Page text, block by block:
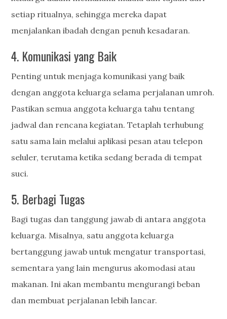
setiap ritualnya, sehingga mereka dapat
menjalankan ibadah dengan penuh kesadaran.
4. Komunikasi yang Baik
Penting untuk menjaga komunikasi yang baik
dengan anggota keluarga selama perjalanan umroh.
Pastikan semua anggota keluarga tahu tentang
jadwal dan rencana kegiatan. Tetaplah terhubung
satu sama lain melalui aplikasi pesan atau telepon
seluler, terutama ketika sedang berada di tempat
suci.
5. Berbagi Tugas
Bagi tugas dan tanggung jawab di antara anggota
keluarga. Misalnya, satu anggota keluarga
bertanggung jawab untuk mengatur transportasi,
sementara yang lain mengurus akomodasi atau
makanan. Ini akan membantu mengurangi beban
dan membuat perjalanan lebih lancar.